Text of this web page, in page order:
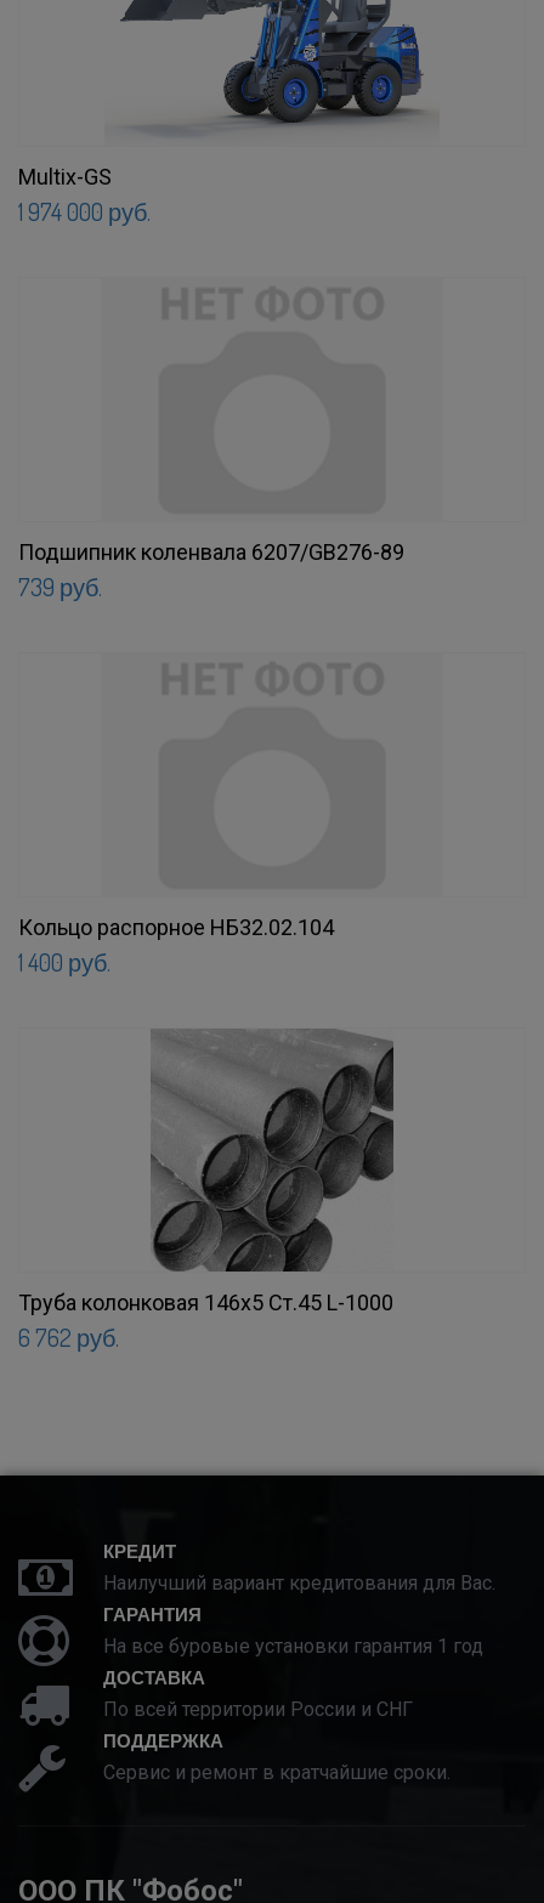
Multix-GS
1 974 000 руб.
Подшипник коленвала 6207/GB276-89
739 руб.
Кольцо распорное НБ32.02.104
1 400 руб.
Труба колонковая 146х5 Ст.45 L-1000
6 762 руб.
КРЕДИТ
Наилучший вариант кредитования для Вас.
ГАРАНТИЯ
На все буровые установки гарантия 1 год
ДОСТАВКА
По всей территории России и СНГ
ПОДДЕРЖКА
Сервис и ремонт в кратчайшие сроки.
ООО ПК "Фобос"